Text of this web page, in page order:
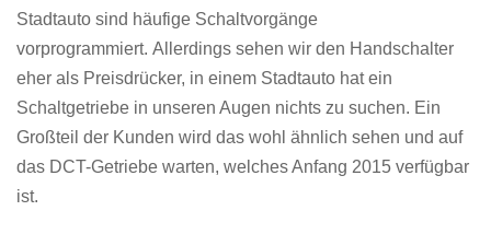
Stadtauto sind häufige Schaltvorgänge
vorprogrammiert. Allerdings sehen wir den Handschalter
eher als Preisdrücker, in einem Stadtauto hat ein
Schaltgetriebe in unseren Augen nichts zu suchen. Ein
Großteil der Kunden wird das wohl ähnlich sehen und auf
das DCT-Getriebe warten, welches Anfang 2015 verfügbar
ist.